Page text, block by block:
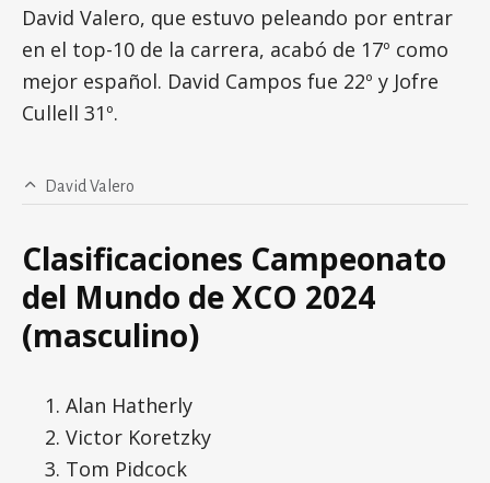
David Valero, que estuvo peleando por entrar
en el top-10 de la carrera, acabó de 17º como
mejor español. David Campos fue 22º y Jofre
Cullell 31º.
David Valero
Clasificaciones Campeonato
del Mundo de XCO 2024
(masculino)
Alan Hatherly
Victor Koretzky
Tom Pidcock